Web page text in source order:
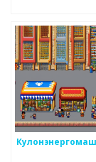
Кулонэнергомаш